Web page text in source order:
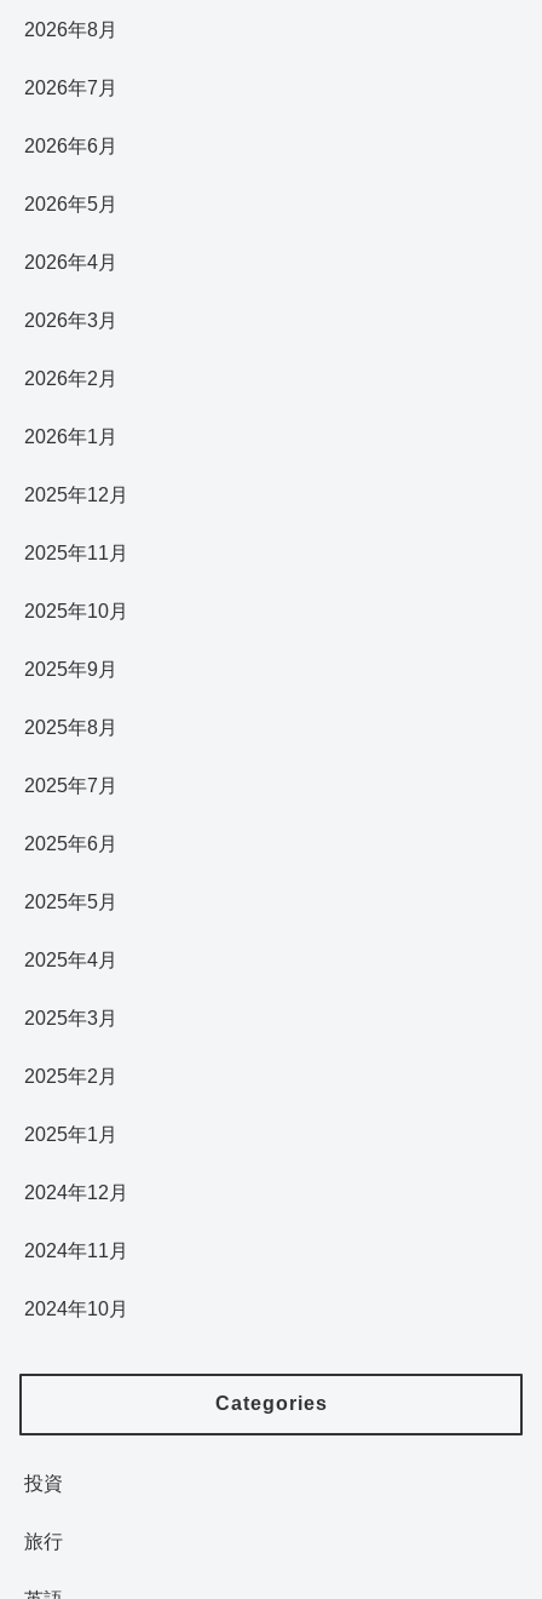
2026年8月
2026年7月
2026年6月
2026年5月
2026年4月
2026年3月
2026年2月
2026年1月
2025年12月
2025年11月
2025年10月
2025年9月
2025年8月
2025年7月
2025年6月
2025年5月
2025年4月
2025年3月
2025年2月
2025年1月
2024年12月
2024年11月
2024年10月
Categories
投資
旅行